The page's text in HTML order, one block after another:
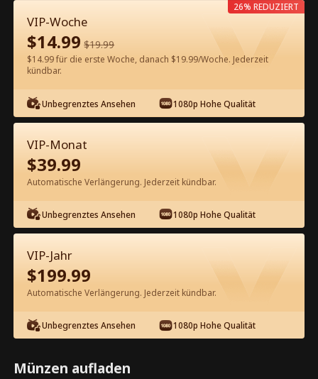
60 Jetzt entsperren
Kostenlos in der App ansehen
Episode 44 - Zurück! Ich bin die echte
Frau CEO Kompletter Film
0-49 50-71
44 45 46 47 48
VIP-Woche
$14.99 $19.99
$14.99 für die erste Woche, danach $19.99/Woche. Jederzeit
kündbar.
Unbegrenztes Ansehen 1080p Hohe Qualität
26% REDUZIERT
VIP-Monat
$39.99
Automatische Verlängerung. Jederzeit kündbar.
Unbegrenztes Ansehen 1080p Hohe Qualität
VIP-Jahr
$199.99
Automatische Verlängerung. Jederzeit kündbar.
Unbegrenztes Ansehen 1080p Hohe Qualität
Münzen aufladen